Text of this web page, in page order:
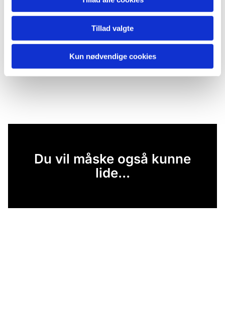
Tillad valgte
Kun nødvendige cookies
frisatte og tilgivne skrøbelige skabninger – der
har brug for vidnesbyrdet om tro, for at vi kan
Du vil måske også kunne
lide...